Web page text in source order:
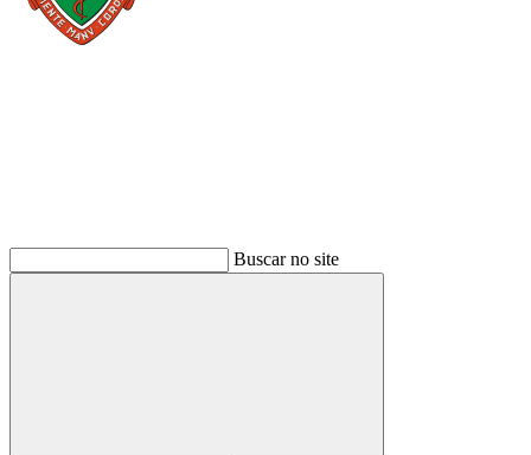
Buscar no site